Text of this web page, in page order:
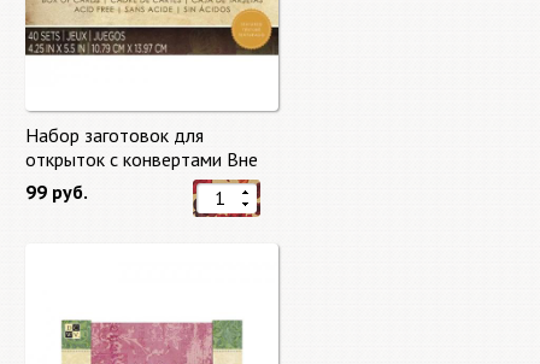
Набор заготовок для
открыток с конвертами Вне
времени (Timeless) от DCWV
99 руб.